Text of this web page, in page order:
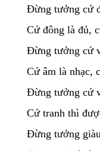
Đừng tưởng cứ
Cứ đông là đủ,
Đừng tưởng cứ
Cứ âm là nhạc,
Đừng tưởng cứ
Cứ tranh thì
Đừng tưởng